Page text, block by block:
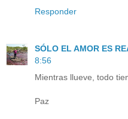
Responder
SÓLO EL AMOR ES
8:56
Mientras llueve, todo
Paz